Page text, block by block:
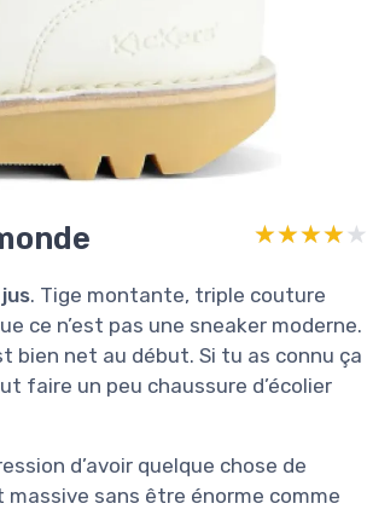
★★★★★
★★★★★
. Tige montante, triple couture
ce n’est pas une sneaker moderne.
bien net au début. Si tu as connu ça
faire un peu chaussure d’écolier
d’avoir quelque chose de
sans être énorme comme